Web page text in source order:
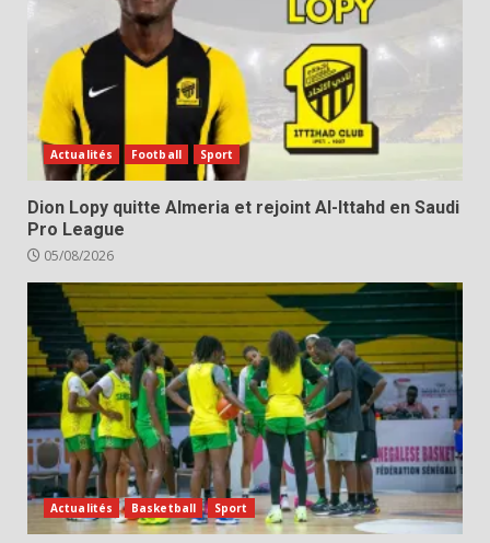
Actualités Football Sport
Dion Lopy quitte Almeria et rejoint Al-Ittahd en Saudi
Pro League
05/08/2026
Actualités Basketball Sport